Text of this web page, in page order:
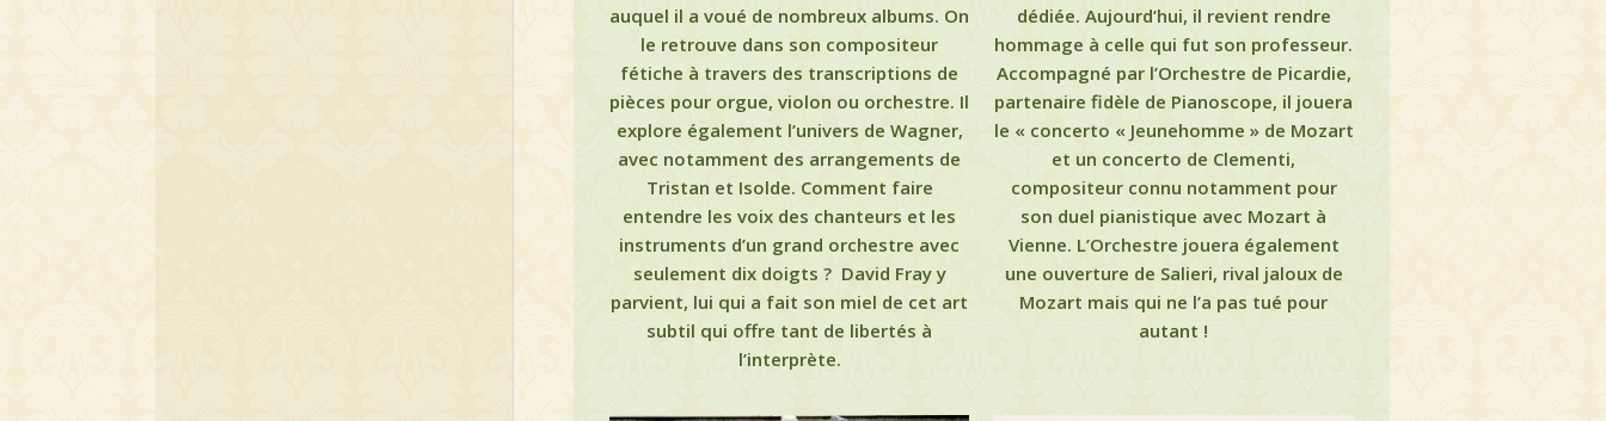
auquel il a voué de nombreux albums. On
le retrouve dans son compositeur
fétiche à travers des transcriptions de
pièces pour orgue, violon ou orchestre. Il
explore également l’univers de Wagner,
avec notamment des arrangements de
Tristan et Isolde. Comment faire
entendre les voix des chanteurs et les
instruments d’un grand orchestre avec
seulement dix doigts ? David Fray y
parvient, lui qui a fait son miel de cet art
subtil qui offre tant de libertés à
l’interprète.
dédiée. Aujourd’hui, il revient rendre
hommage à celle qui fut son professeur.
Accompagné par l’Orchestre de Picardie,
partenaire fidèle de Pianoscope, il jouera
le « concerto « Jeunehomme » de Mozart
et un concerto de Clementi,
compositeur connu notamment pour
son duel pianistique avec Mozart à
Vienne. L’Orchestre jouera également
une ouverture de Salieri, rival jaloux de
Mozart mais qui ne l’a pas tué pour
autant !